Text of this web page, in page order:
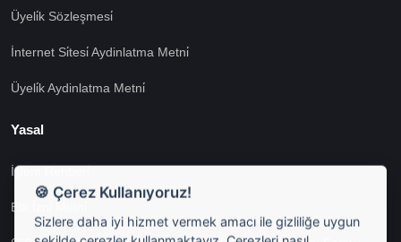
Üyeli̇k Sözleşmesi̇
İnternet Si̇tesi̇ Aydinlatma Metni̇
Üyeli̇k Aydinlatma Metni̇
Yasal
İşlem Rehberi̇
Etk İzni̇ Metni̇
🍪 Çerez Kullanıyoruz!
Sizlere daha iyi hizmet vermek amacı ile gizliliğe uygun